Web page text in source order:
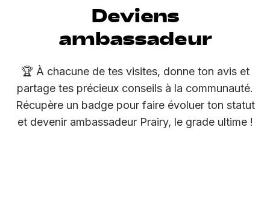
Deviens
ambassadeur
🏆 À chacune de tes visites, donne ton avis et
partage tes précieux conseils à la communauté.
Récupère un badge pour faire évoluer ton statut
et devenir ambassadeur Prairy, le grade ultime !